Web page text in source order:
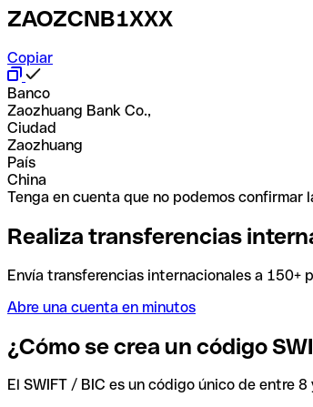
ZAOZCNB1XXX
Copiar
Banco
Zaozhuang Bank Co.,
Ciudad
Zaozhuang
País
China
Tenga en cuenta que no podemos
Realiza transferencias
Envía transferencias internacionales a 150+
Abre una cuenta en minutos
¿Cómo se crea un código
El SWIFT / BIC es un código único de entre